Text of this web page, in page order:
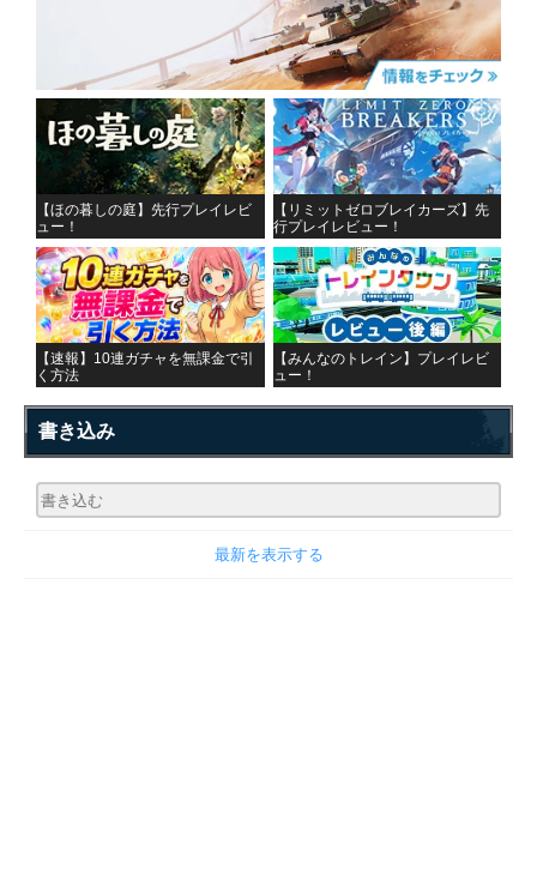
【ほの暮しの庭】先行プレイレビ
ュー！
【リミットゼロブレイカーズ】先
行プレイレビュー！
【速報】10連ガチャを無課金で引
く方法
【みんなのトレイン】プレイレビ
ュー！
書き込み
最新を表示する